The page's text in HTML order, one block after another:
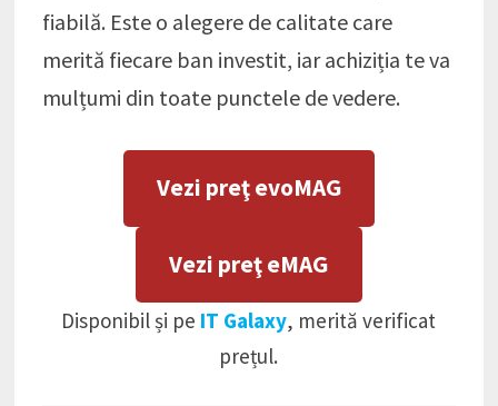
fiabilă. Este o alegere de calitate care
merită fiecare ban investit, iar achiziția te va
mulțumi din toate punctele de vedere.
Vezi preţ evoMAG
Vezi preţ eMAG
Disponibil și pe IT Galaxy, merită verificat
prețul.